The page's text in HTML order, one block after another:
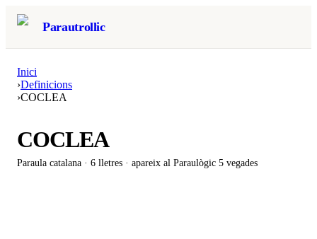
Parautrollic
Inici
›Definicions
›COCLEA
COCLEA
Paraula catalana · 6 lletres · apareix al Paraulògic 5 vegades